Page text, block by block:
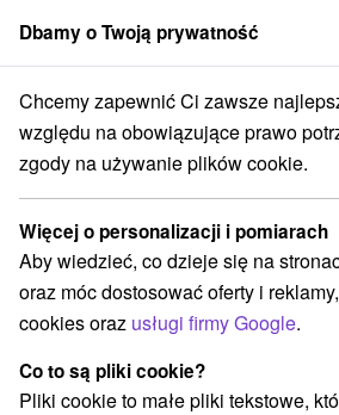
członek grupySorger
Stredné Slovensko Banskobystrický kraj
Chata Králiky
Králiky
REZERWACJA I
Skontaktuj się bezpośrednio z
Przejdź do lokalizacji
Dbamy o Twoją prywatność
Chcemy zapewnić Ci zawsze
względu na obowiązujące prawo
zgody na używanie plików cookie.
Więcej o personalizacji i pomiarach
Aby wiedzieć, co dzieje się na
oraz móc dostosować oferty i
cookies oraz usługi firmy Google.
Co to są pliki cookie?
Pliki cookie to małe pliki tekstowe,